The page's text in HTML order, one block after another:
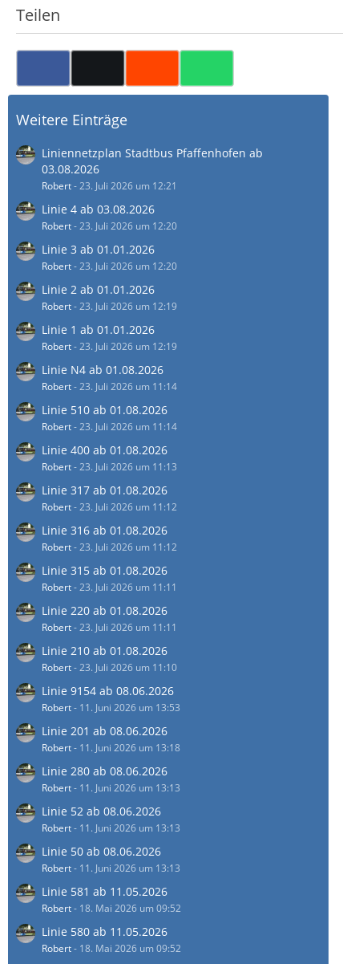
Teilen
Weitere Einträge
Liniennetzplan Stadtbus Pfaffenhofen ab
03.08.2026
Robert-23. Juli 2026 um 12:21
Linie 4 ab 03.08.2026
Robert-23. Juli 2026 um 12:20
Linie 3 ab 01.01.2026
Robert-23. Juli 2026 um 12:20
Linie 2 ab 01.01.2026
Robert-23. Juli 2026 um 12:19
Linie 1 ab 01.01.2026
Robert-23. Juli 2026 um 12:19
Linie N4 ab 01.08.2026
Robert-23. Juli 2026 um 11:14
Linie 510 ab 01.08.2026
Robert-23. Juli 2026 um 11:14
Linie 400 ab 01.08.2026
Robert-23. Juli 2026 um 11:13
Linie 317 ab 01.08.2026
Robert-23. Juli 2026 um 11:12
Linie 316 ab 01.08.2026
Robert-23. Juli 2026 um 11:12
Linie 315 ab 01.08.2026
Robert-23. Juli 2026 um 11:11
Linie 220 ab 01.08.2026
Robert-23. Juli 2026 um 11:11
Linie 210 ab 01.08.2026
Robert-23. Juli 2026 um 11:10
Linie 9154 ab 08.06.2026
Robert- 11. Juni 2026 um 13:53
Linie 201 ab 08.06.2026
Robert- 11. Juni 2026 um 13:18
Linie 280 ab 08.06.2026
Robert- 11. Juni 2026 um 13:13
Linie 52 ab 08.06.2026
Robert- 11. Juni 2026 um 13:13
Linie 50 ab 08.06.2026
Robert- 11. Juni 2026 um 13:13
Linie 581 ab 11.05.2026
Robert- 18. Mai 2026 um 09:52
Linie 580 ab 11.05.2026
Robert- 18. Mai 2026 um 09:52